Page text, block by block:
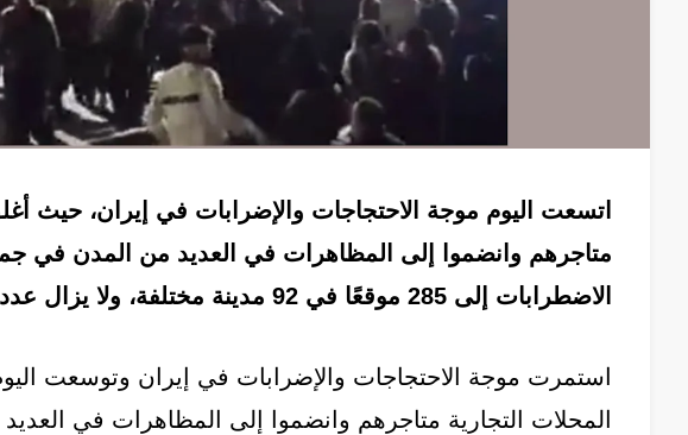
اتسعت اليوم موجة الاحتجاجات والإضرابات في إيران، حيث
متاجرهم وانضموا إلى المظاهرات في العديد من المدن في
الاضطرابات إلى 285 موقعًا في 92 مدينة مختلفة، ولا يزال عدد الضحايا والمعتقلين في ازدياد.
استمرت موجة الاحتجاجات والإضرابات في إيران وتوسعت
المحلات التجارية متاجرهم وانضموا إلى المظاهرات في